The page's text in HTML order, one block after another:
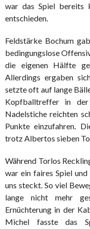
war das Spiel bereits
entschieden.
Feldstärke Bochum
bedingungslose
die eigenen Hälfte
Allerdings ergaben
setzte oft auf lange
Kopfballtreffer in der
Nadelstiche reichten
Punkte einzufahren.
trotz Albertos sieben
Während Torlos
war ein faires Spiel
uns steckt. So viel
lange nicht mehr
Ernüchterung in der
Michel fasste das